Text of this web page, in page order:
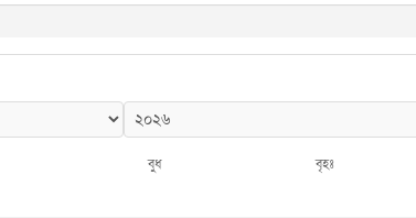
বুধ বৃহঃ